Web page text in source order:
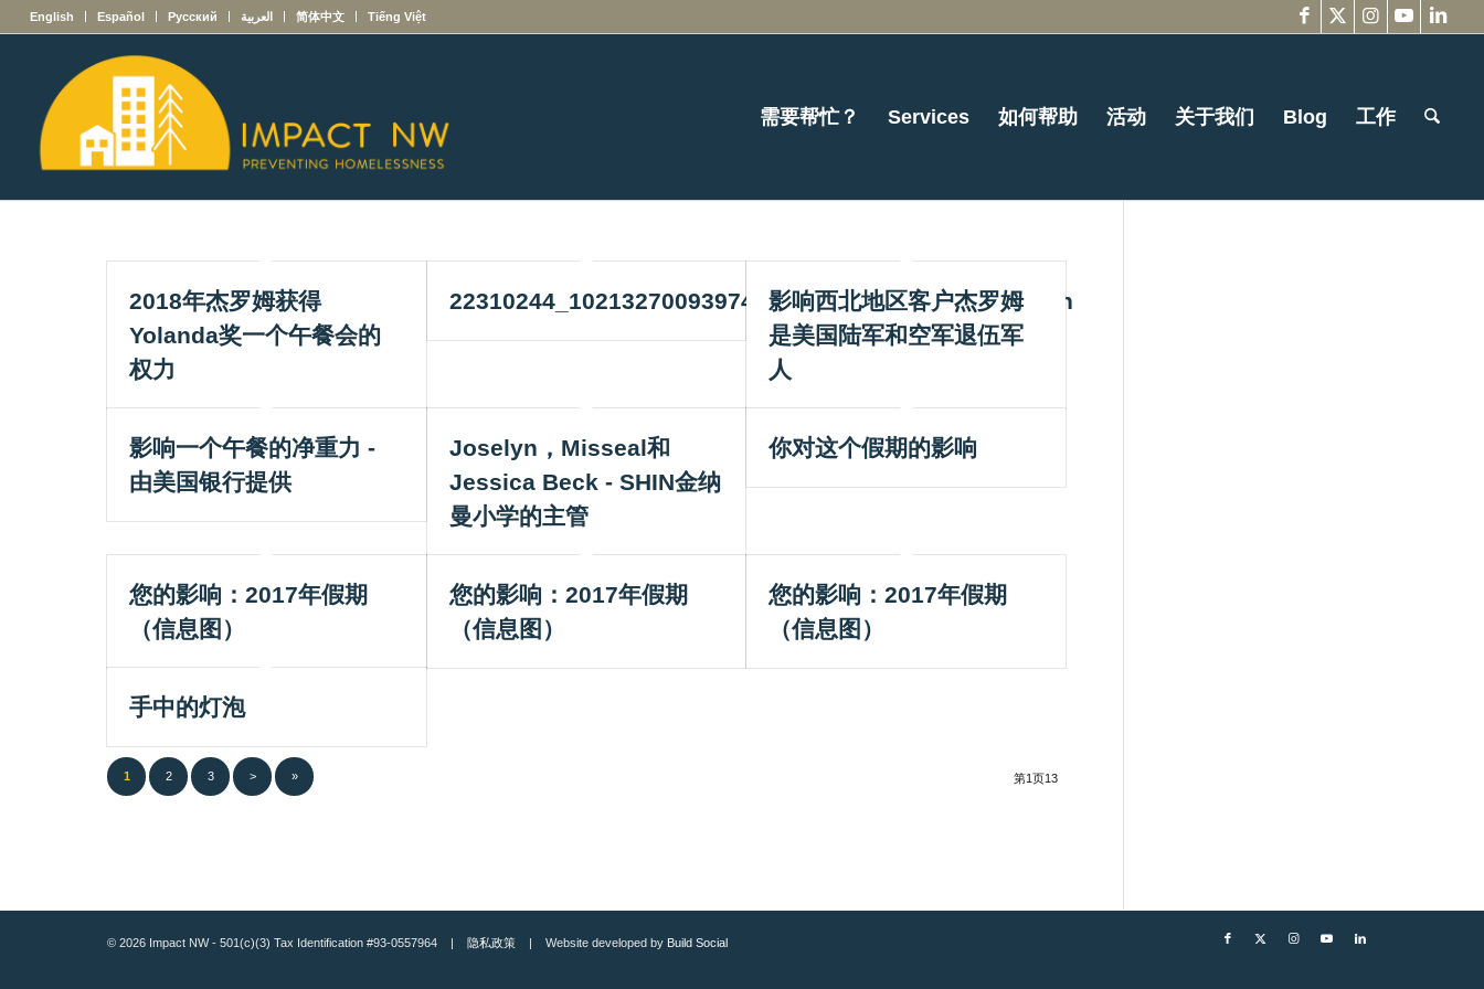
English Español Русский العربية 简体中文 Tiếng Việt
需要帮忙？ Services 如何帮助 活动 关于我们 Blog 工作
2018年杰罗姆获得
Yolanda奖一个午餐会的
权力
22310244_10213270093974553_280662490773554571_n
影响西北地区客户杰罗姆
是美国陆军和空军退伍军
人
影响一个午餐的净重力 -
由美国银行提供
Joselyn，Misseal和
Jessica Beck - SHIN金纳
曼小学的主管
你对这个假期的影响
您的影响：2017年假期
（信息图）
您的影响：2017年假期
（信息图）
您的影响：2017年假期
（信息图）
手中的灯泡
第1页13
1 2 3 > »
© 2026 Impact NW - 501(c)(3) Tax Identification #93-0557964 |隐私政策 | Website developed by Build Social